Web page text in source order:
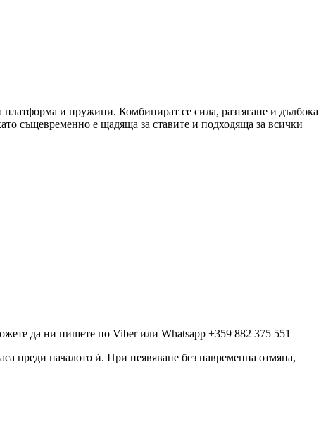
и пружини. Комбинират се сила, разтягане и дълбока
същевременно е щадяща за ставите и подходяща за всички
да ни пишете по Viber или Whatsapp +359 882 375 551
преди началото ѝ. При неявяване без навременна отмяна,